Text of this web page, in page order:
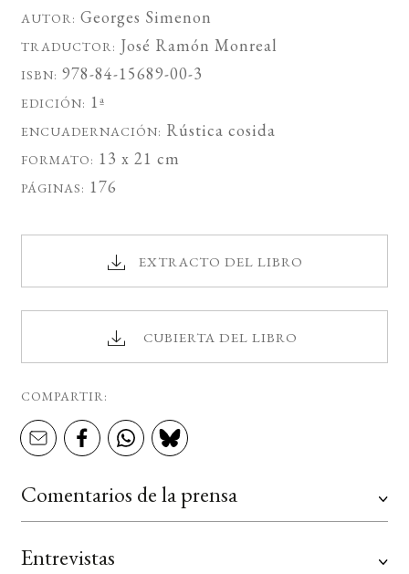
AUTOR: Georges Simenon
TRADUCTOR: José Ramón Monreal
ISBN: 978-84-15689-00-3
EDICIÓN: 1ª
ENCUADERNACIÓN: Rústica cosida
FORMATO: 13 x 21 cm
PÁGINAS: 176
EXTRACTO DEL LIBRO
CUBIERTA DEL LIBRO
COMPARTIR:
Comentarios de la prensa
Entrevistas